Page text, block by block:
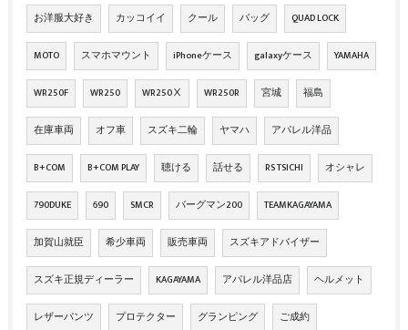
お洋服大好き カッコイイ クール バッグ QUAD LOCK
MOTO スマホマウント iPhoneケース galaxyケース YAMAHA
WR250F WR250 WR250Ⅹ WR250R 宮城 福島
在庫車両 オフ車 スズキ二輪 ヤマハ アパレル洋品
B+COM B+COM PLAY 聴ける 話せる RS TSICHI オシャレ
790DUKE 690 SMCR バーグマン200 TEAMKAGAYAMA
加賀山就臣 希少車両 販売車両 スズキアドバイザー
スズキ正規ディーラー KAGAYAMA アパレル洋品店 ヘルメット
レザーパンツ プロテクター グランピング ご成約